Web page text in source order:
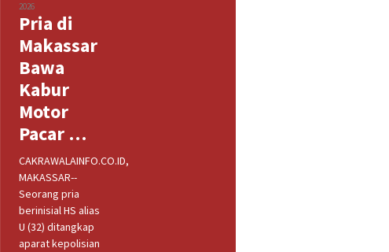
2026
Pria di
Makassar
Bawa
Kabur
Motor
Pacar …
CAKRAWALAINFO.CO.ID,
MAKASSAR--
Seorang pria
berinisial HS alias
U (32) ditangkap
aparat kepolisian